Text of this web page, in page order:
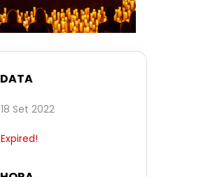
DATA
18 Set 2022
Expired!